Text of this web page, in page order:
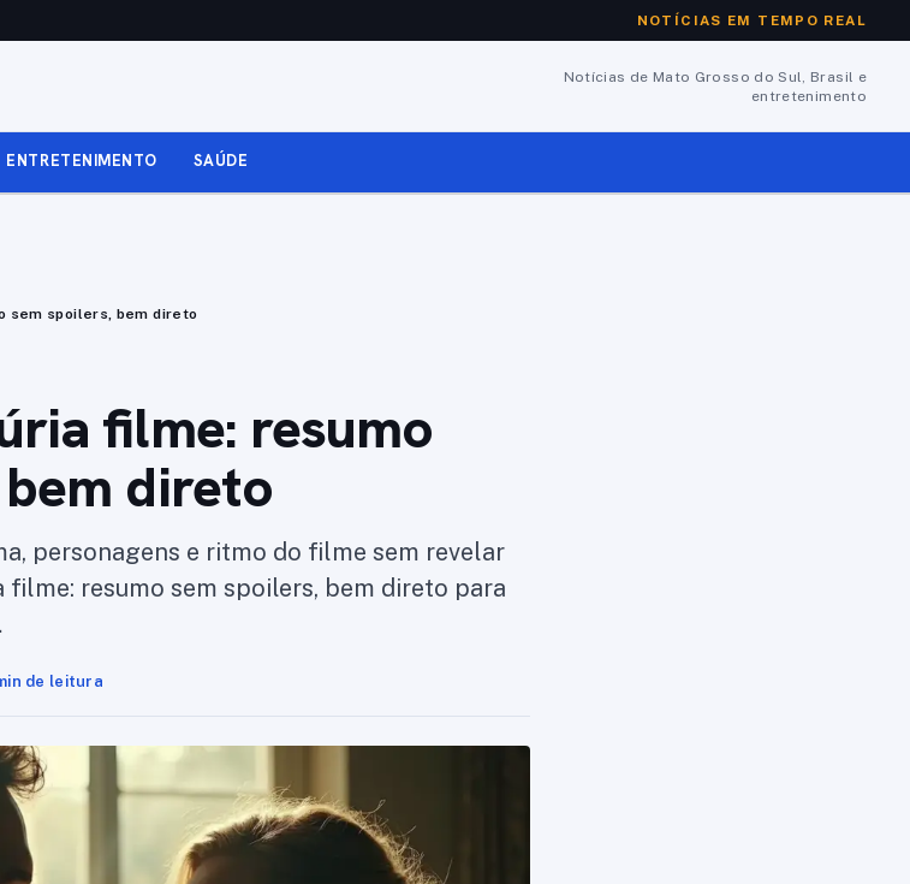
NOTÍCIAS EM TEMPO REAL
Notícias de Mato Grosso do Sul, Brasil e
entretenimento
ENTRETENIMENTO SAÚDE
sem spoilers, bem direto
filme: resumo
direto
personagens e ritmo do filme sem revelar
filme: resumo sem spoilers, bem direto para
de leitura